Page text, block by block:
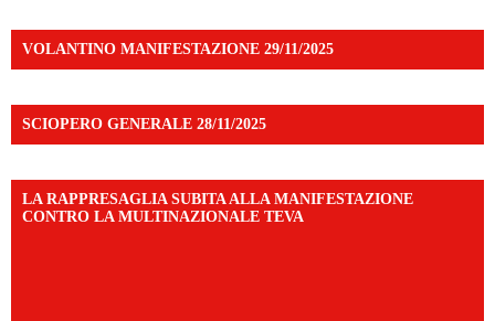
VOLANTINO MANIFESTAZIONE 29/11/2025
SCIOPERO GENERALE 28/11/2025
LA RAPPRESAGLIA SUBITA ALLA MANIFESTAZIONE
CONTRO LA MULTINAZIONALE TEVA